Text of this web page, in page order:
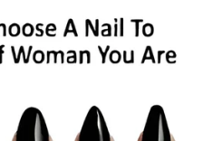
srcem sada vam se vraća